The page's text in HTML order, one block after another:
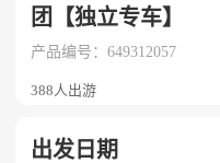
团【独立专车】
产品编号：649312057
388人出游
出发日期